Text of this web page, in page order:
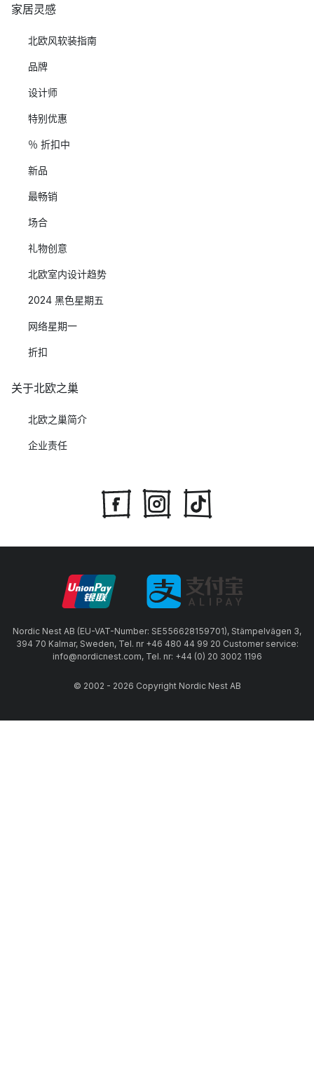
家居灵感
北欧风软装指南
品牌
设计师
特别优惠
％ 折扣中
新品
最畅销
场合
礼物创意
北欧室内设计趋势
2024 黑色星期五
网络星期一
折扣
关于北欧之巢
北欧之巢简介
企业责任
Nordic Nest AB (EU-VAT-Number: SE556628159701), Stämpelvägen 3,
394 70 Kalmar, Sweden, Tel. nr +46 480 44 99 20 Customer service:
info@nordicnest.com, Tel. nr: +44 (0) 20 3002 1196
© 2002 - 2026 Copyright Nordic Nest AB